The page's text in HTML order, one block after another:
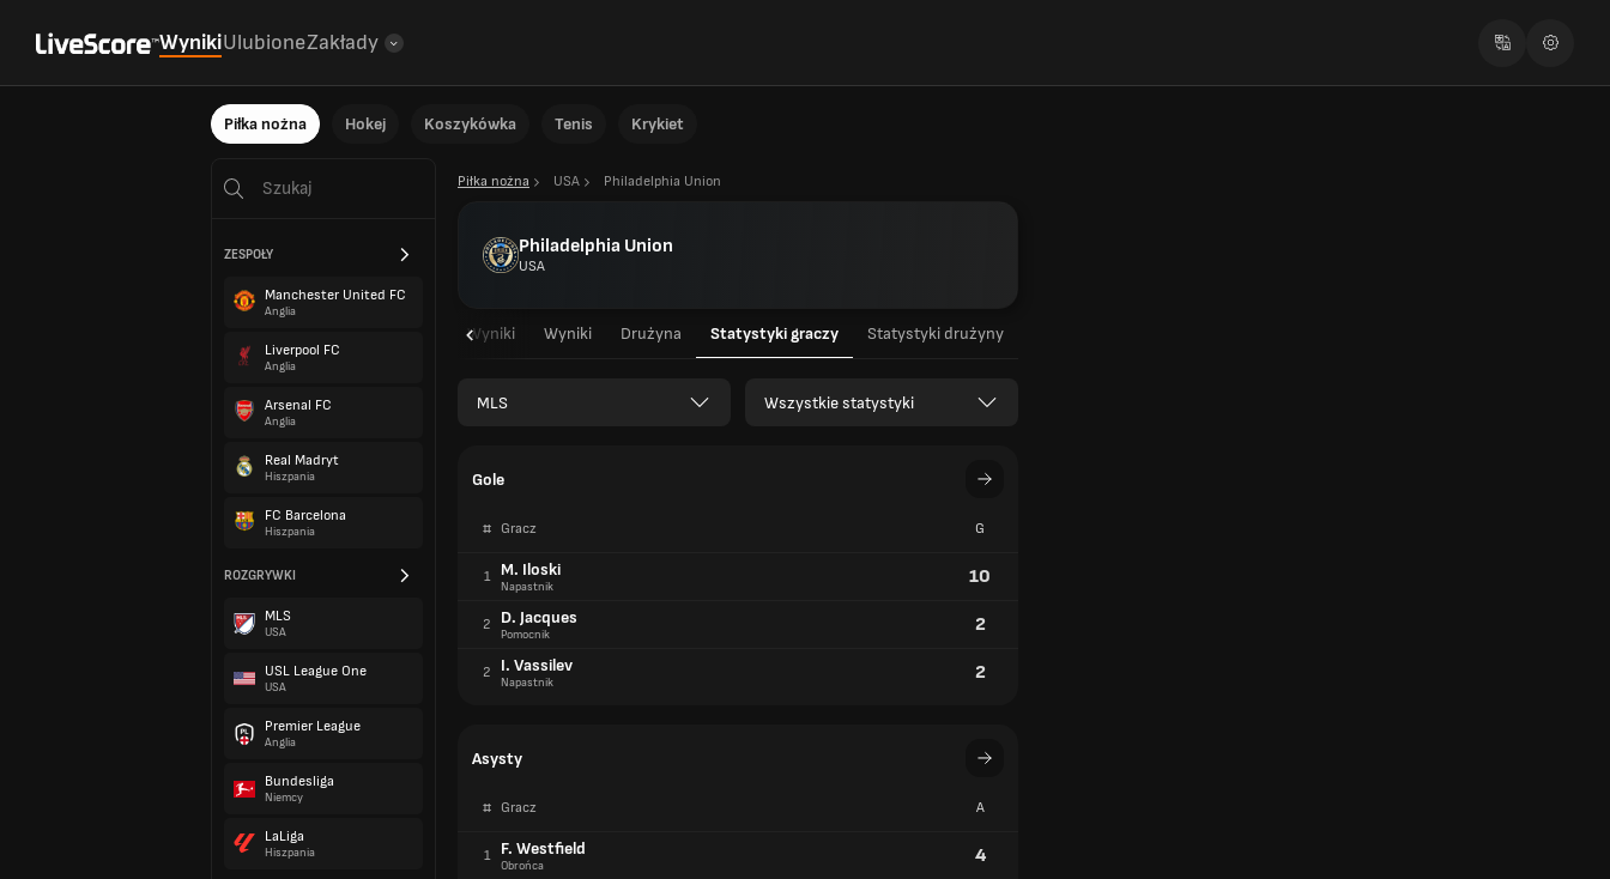
WynikiUlubioneZakłady
Piłka nożna Hokej Koszykówka Tenis Krykiet
ZESPOŁY
Manchester United FC
Anglia
Liverpool FC
Anglia
Arsenal FC
Anglia
Real Madryt
Hiszpania
FC Barcelona
Hiszpania
ROZGRYWKI
MLS
USA
USL League One
USA
Premier League
Anglia
Bundesliga
Niemcy
LaLiga
Hiszpania
Piłka nożna USA Philadelphia Union
Philadelphia Union
USA
Wyniki Wyniki Drużyna Statystyki graczy Statystyki drużyny
MLS Wszystkie statystyki
Gole
# Gracz G
1 M. Iloski
Napastnik 10
2 D. Jacques
Pomocnik 2
2 I. Vassilev
Napastnik 2
Asysty
# Gracz A
1 F. Westfield
Obrońca 4